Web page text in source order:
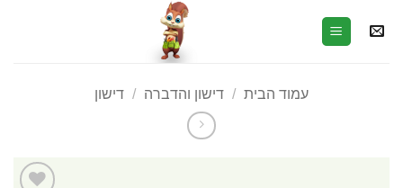
עמוד הבית / דישון והדברה / דישון